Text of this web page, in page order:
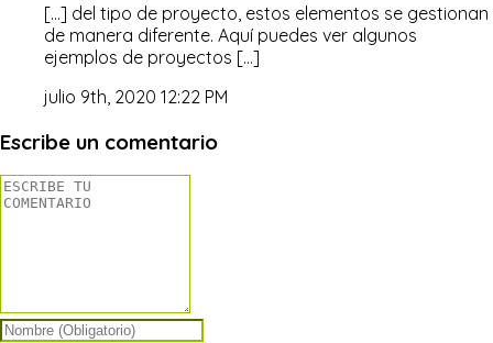
[…] del tipo de proyecto, estos elementos se gestionan
de manera diferente. Aquí puedes ver algunos
ejemplos de proyectos […]
julio 9th, 2020 12:22 PM
Escribe un comentario